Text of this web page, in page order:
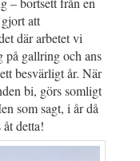
att
där arbetet vi
på gallring och ans
besvärligt år. När
bi, görs somligt
som sagt, i år då
detta!